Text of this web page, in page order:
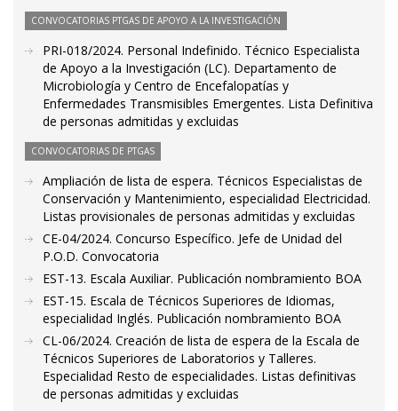
CONVOCATORIAS PTGAS DE APOYO A LA INVESTIGACIÓN
PRI-018/2024. Personal Indefinido. Técnico Especialista
de Apoyo a la Investigación (LC). Departamento de
Microbiología y Centro de Encefalopatías y
Enfermedades Transmisibles Emergentes. Lista Definitiva
de personas admitidas y excluidas
CONVOCATORIAS DE PTGAS
Ampliación de lista de espera. Técnicos Especialistas de
Conservación y Mantenimiento, especialidad Electricidad.
Listas provisionales de personas admitidas y excluidas
CE-04/2024. Concurso Específico. Jefe de Unidad del
P.O.D. Convocatoria
EST-13. Escala Auxiliar. Publicación nombramiento BOA
EST-15. Escala de Técnicos Superiores de Idiomas,
especialidad Inglés. Publicación nombramiento BOA
CL-06/2024. Creación de lista de espera de la Escala de
Técnicos Superiores de Laboratorios y Talleres.
Especialidad Resto de especialidades. Listas definitivas
de personas admitidas y excluidas